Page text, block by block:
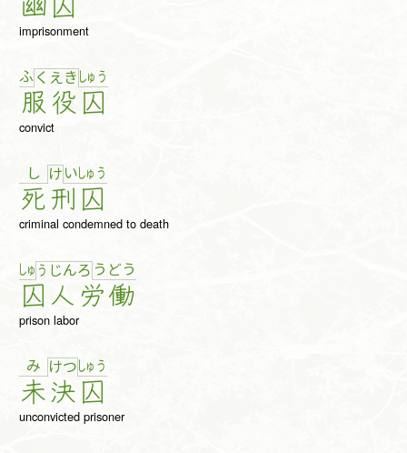
imprisonment
ふ く
服
え き
役
しゅ う
囚
convict
し
死
け い
刑
しゅ う
囚
criminal condemned to death
しゅ う
囚
じん
人
ろ う
労
どう
働
prison labor
み
未
けつ
決
しゅ う
囚
unconvicted prisoner